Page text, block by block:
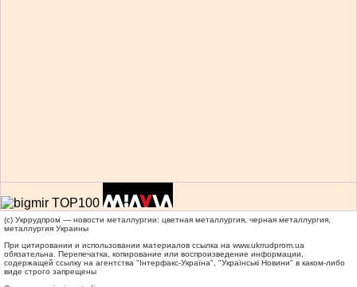
(c) Укррудпром — новости металлургии: цветная металлургия, черная металлургия,
металлургия Украины
При цитировании и использовании материалов ссылка на www.ukrrudprom.ua
обязательна. Перепечатка, копирование или воспроизведение информации,
содержащей ссылку на агентства "Iнтерфакс-Україна", "Українськi Новини" в каком-либо
виде строго запрещены